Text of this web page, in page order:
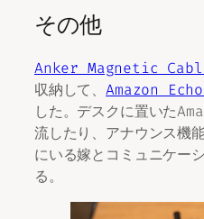
その他
Anker Magnetic
収納して、Amazon
した。デスクに置いた
流したり、アナウンス機
にいる嫁とコミュニケー
る。